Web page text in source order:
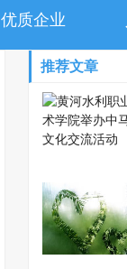
优质企业
推荐文章